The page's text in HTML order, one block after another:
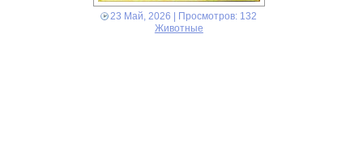
23 Май, 2026 | Просмотров: 132
Животные